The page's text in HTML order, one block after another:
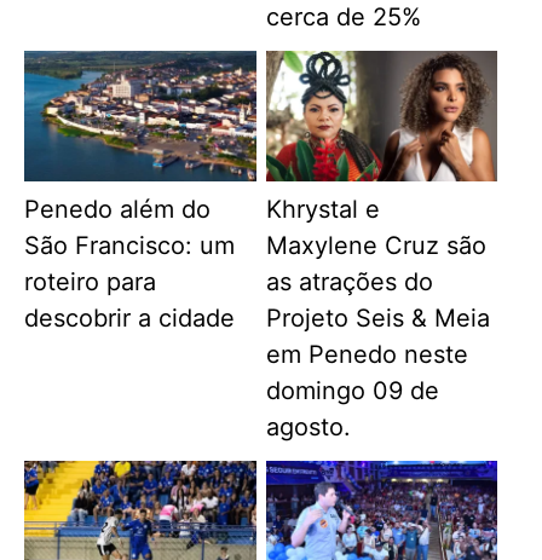
cerca de 25%
Penedo além do
São Francisco: um
roteiro para
descobrir a cidade
Khrystal e
Maxylene Cruz são
as atrações do
Projeto Seis & Meia
em Penedo neste
domingo 09 de
agosto.